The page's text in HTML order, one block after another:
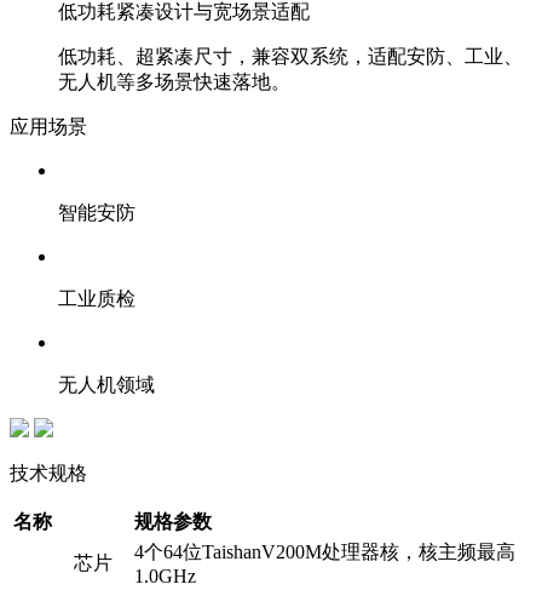
低功耗紧凑设计与宽场景适配‌
低功耗、超紧凑尺寸，兼容双系统，适配安防、工业、
无人机等多场景快速落地。
应用场景
智能安防
工业质检
无人机领域
技术规格
名称 规格参数
芯片
4个64位TaishanV200M处理器核，核主频最高
1.0GHz